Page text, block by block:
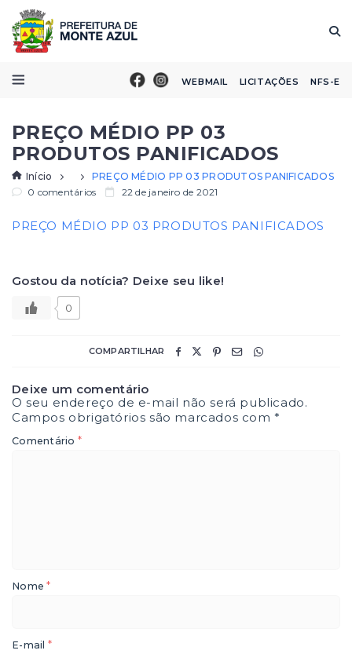
WEBMAIL LICITAÇÕES NFS-E
PREÇO MÉDIO PP 03
PRODUTOS PANIFICADOS
Início
PREÇO MÉDIO PP 03 PRODUTOS PANIFICADOS
0 comentários
22 de janeiro de 2021
PREÇO MÉDIO PP 03 PRODUTOS PANIFICADOS
Gostou da notícia? Deixe seu like!
0
COMPARTILHAR
Deixe um comentário
O seu endereço de e-mail não será publicado.
Campos obrigatórios são marcados com*
Comentário *
Nome*
E-mail *